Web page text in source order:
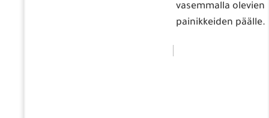
vasemmalla olevien
painikkeiden päälle.